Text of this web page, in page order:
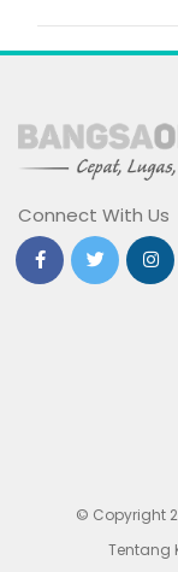
Connect With Us
© Copyright
Tentang